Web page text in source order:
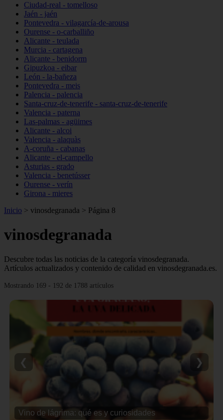
Ciudad-real - tomelloso
Jaén - jaén
Pontevedra - vilagarcía-de-arousa
Ourense - o-carballiño
Alicante - teulada
Murcia - cartagena
Alicante - benidorm
Gipuzkoa - eibar
León - la-bañeza
Pontevedra - meis
Palencia - palencia
Santa-cruz-de-tenerife - santa-cruz-de-tenerife
Valencia - paterna
Las-palmas - agüimes
Alicante - alcoi
Valencia - alaquàs
A-coruña - cabanas
Alicante - el-campello
Asturias - grado
Valencia - benetússer
Ourense - verín
Girona - mieres
Inicio > vinosdegranada > Página 8
vinosdegranada
Descubre todas las noticias de la categoría vinosdegranada.
Artículos actualizados y contenido de calidad en vinosdegranada.es.
Mostrando 169 - 192 de 1788 artículos
Vino de lágrima: qué es y curiosidades
❮ ❯